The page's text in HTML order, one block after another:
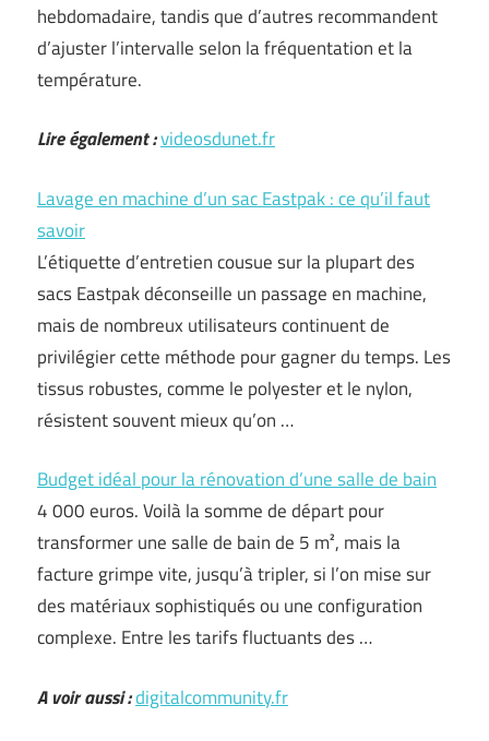
hebdomadaire, tandis que d’autres recommandent
d’ajuster l’intervalle selon la fréquentation et la
température.
Lire également :videosdunet.fr
Lavage en machine d’un sac Eastpak : ce qu’il faut
savoir
L’étiquette d’entretien cousue sur la plupart des
sacs Eastpak déconseille un passage en machine,
mais de nombreux utilisateurs continuent de
privilégier cette méthode pour gagner du temps. Les
tissus robustes, comme le polyester et le nylon,
résistent souvent mieux qu’on …
Budget idéal pour la rénovation d’une salle de bain
4 000 euros. Voilà la somme de départ pour
transformer une salle de bain de 5 m², mais la
facture grimpe vite, jusqu’à tripler, si l’on mise sur
des matériaux sophistiqués ou une configuration
complexe. Entre les tarifs fluctuants des …
A voir aussi :digitalcommunity.fr